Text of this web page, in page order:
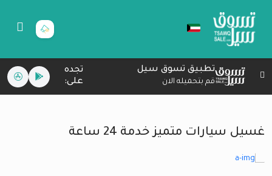
تطبيق تسوق سيل
قم بتحميله الان
تجده
على:
غسيل سيارات متميز خدمة 24 ساعة